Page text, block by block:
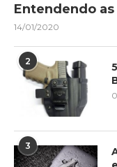
Entendendo
14/01/2020
2
3